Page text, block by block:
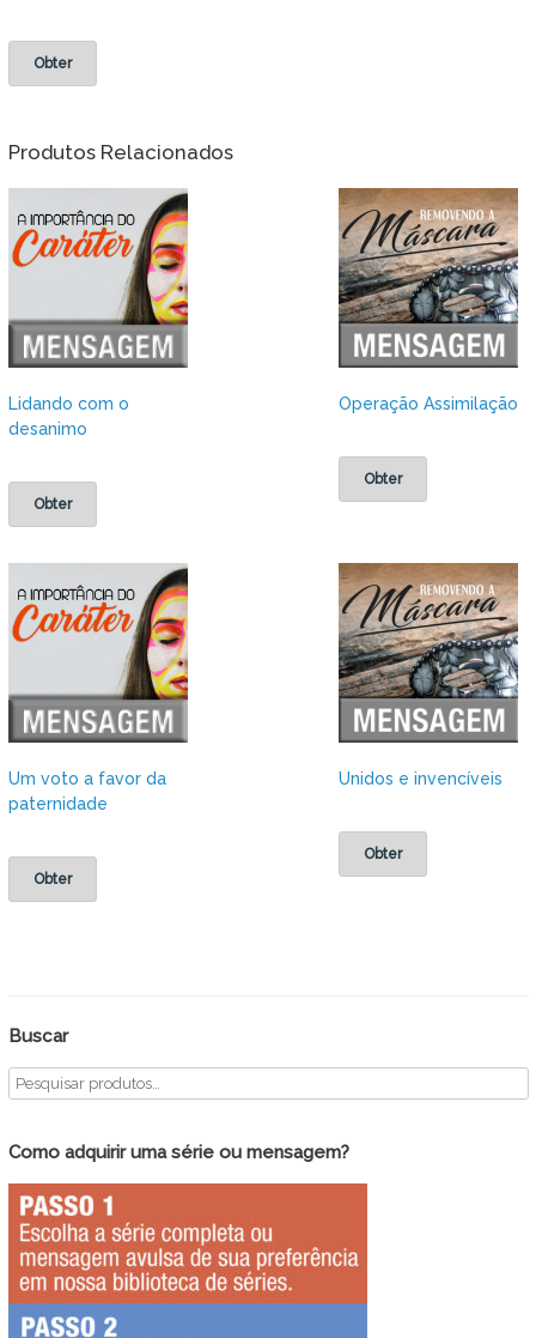
Obter
Produtos Relacionados
Lidando com o
desanimo
Obter
Operação Assimilação
Obter
Um voto a favor da
paternidade
Obter
Unidos e invencíveis
Obter
Buscar
Como adquirir uma série ou mensagem?